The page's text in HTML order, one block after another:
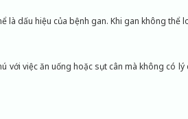
là dấu hiệu của bệnh gan. Khi gan không
với việc ăn uống hoặc sụt cân mà không có